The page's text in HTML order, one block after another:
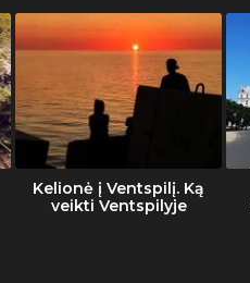
Kelionė į Ventspilį. Ką
veikti Ventspilyje